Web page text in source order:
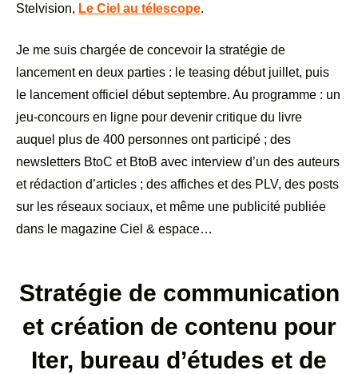
Stelvision, Le Ciel au télescope.
Je me suis chargée de concevoir la stratégie de
lancement en deux parties : le teasing début juillet, puis
le lancement officiel début septembre. Au programme : un
jeu-concours en ligne pour devenir critique du livre
auquel plus de 400 personnes ont participé ; des
newsletters BtoC et BtoB avec interview d’un des auteurs
et rédaction d’articles ; des affiches et des PLV, des posts
sur les réseaux sociaux, et même une publicité publiée
dans le magazine Ciel & espace…
Stratégie de communication
et création de contenu pour
Iter, bureau d’études et de